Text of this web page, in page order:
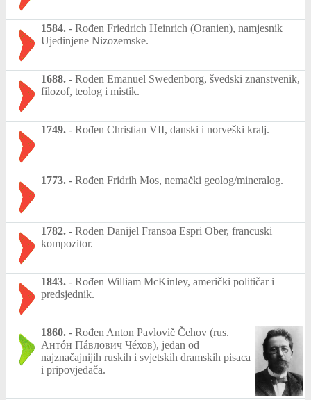
1584. - Rođen Friedrich Heinrich (Oranien), namjesnik
Ujedinjene Nizozemske.
1688. - Rođen Emanuel Swedenborg, švedski znanstvenik,
filozof, teolog i mistik.
1749. - Rođen Christian VII, danski i norveški kralj.
1773. - Rođen Fridrih Mos, nemački geolog/mineralog.
1782. - Rođen Danijel Fransoa Espri Ober, francuski
kompozitor.
1843. - Rođen William McKinley, američki političar i
predsjednik.
1860. - Rođen Anton Pavlovič Čehov (rus.
Антóн Пáвлович Чéхов), jedan od
najznačajnijih ruskih i svjetskih dramskih pisaca
i pripovjedača.